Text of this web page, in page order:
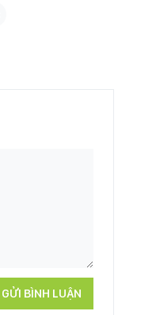
GỬI BÌNH LUẬN